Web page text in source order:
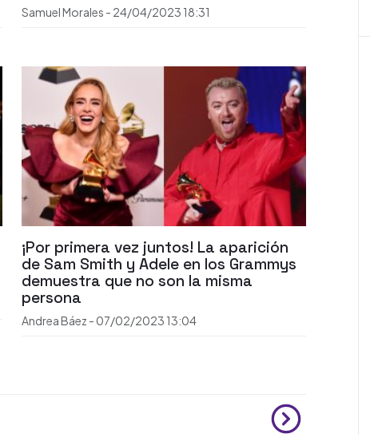
Samuel Morales - 24/04/2023 18:31
¡Por primera vez juntos! La aparición
de Sam Smith y Adele en los Grammys
demuestra que no son la misma
persona
Andrea Báez - 07/02/2023 13:04